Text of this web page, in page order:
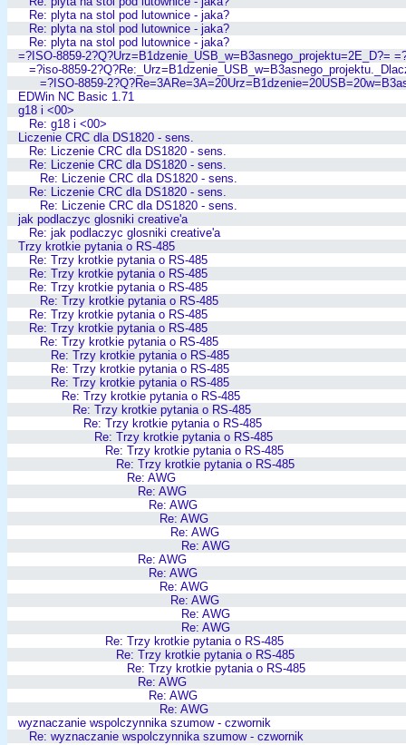
Re: plyta na stol pod lutownice - jaka?
Re: plyta na stol pod lutownice - jaka?
Re: plyta na stol pod lutownice - jaka?
=?ISO-8859-2?Q?Urz=B1dzenie_USB_w=B3asnego_projektu=2E_D?=
=?iso-8859-
=?ISO-8859-
EDWin NC Basic 1.71
g18 i <00>
Re: g18 i <00>
Liczenie CRC dla DS1820 - sens.
Re: Liczenie CRC dla DS1820 - sens.
Re: Liczenie CRC dla DS1820 - sens.
Re: Liczenie CRC dla DS1820 - sens.
Re: Liczenie CRC dla DS1820 - sens.
Re: Liczenie CRC dla DS1820 - sens.
jak podlaczyc glosniki creative'a
Re: jak podlaczyc glosniki creative'a
Trzy krotkie pytania o RS-485
Re: Trzy krotkie pytania o RS-485
Re: Trzy krotkie pytania o RS-485
Re: Trzy krotkie pytania o RS-485
Re: Trzy krotkie pytania o RS-485
Re: Trzy krotkie pytania o RS-485
Re: Trzy krotkie pytania o RS-485
Re: Trzy krotkie pytania o RS-485
Re: Trzy krotkie pytania o RS-485
Re: Trzy krotkie pytania o RS-485
Re: Trzy krotkie pytania o RS-485
Re: Trzy krotkie pytania o RS-485
Re: Trzy krotkie pytania o RS-485
Re: Trzy krotkie pytania o RS-485
Re: Trzy krotkie pytania o RS-485
Re: Trzy krotkie pytania o RS-485
Re: Trzy krotkie pytania o RS-485
Re: AWG
Re: AWG
Re: AWG
Re: AWG
Re: AWG
Re: AWG
Re: AWG
Re: AWG
Re: AWG
Re: AWG
Re: AWG
Re: AWG
Re: Trzy krotkie pytania o RS-485
Re: Trzy krotkie pytania o RS-485
Re: Trzy krotkie pytania o RS-485
Re: AWG
Re: AWG
Re: AWG
wyznaczanie wspolczynnika szumow - czwornik
Re: wyznaczanie wspolczynnika szumow - czwornik